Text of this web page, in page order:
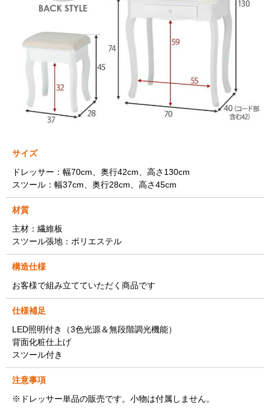
サイズ
ドレッサー：幅70cm、奥行42cm、高さ130cm
スツール：幅37cm、奥行28cm、高さ45cm
材質
主材：繊維板
スツール張地：ポリエステル
構造仕様
お客様で組み立てていただく商品です
仕様補足
LED照明付き（3色光源＆無段階調光機能）
背面化粧仕上げ
スツール付き
注意事項
※ドレッサー単品の販売です。小物は付属しません。